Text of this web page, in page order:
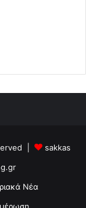
|
sakkas
Νέα